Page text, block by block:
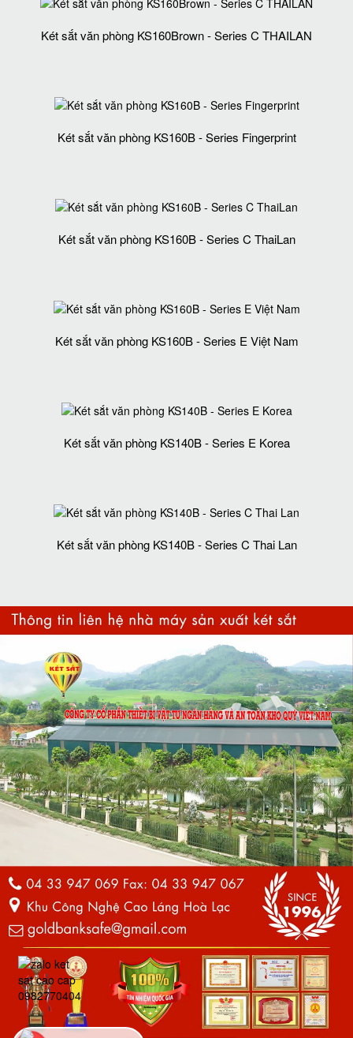
Két sắt văn phòng KS160Brown - Series C THAILAN
Két sắt văn phòng KS160B - Series Fingerprint
Két sắt văn phòng KS160B - Series C ThaiLan
Két sắt văn phòng KS160B - Series E Việt Nam
Két sắt văn phòng KS140B - Series E Korea
Két sắt văn phòng KS140B - Series C Thai Lan